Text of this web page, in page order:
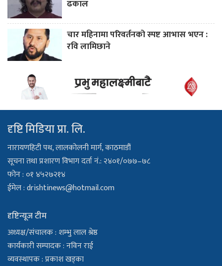
ढकाल
चार महिनामा परिवर्तनको स्पष्ट आभास भएन :
रवि लामिछाने
दृष्टि मिडिया प्रा. लि.
नारायणहिटी पथ, लालकोलनी मार्ग, काठमाडौं
सूचना तथा प्रशारण विभाग दर्ता नं.: २४०१/०७७–७८
फोन : ०१ ४५२७२१४
ईमेल :drishtinews@hotmail.com
दृष्टिन्यूज टीम
अध्यक्ष/संचालक : शम्भु लाल श्रेष्ठ
कार्यकारी सम्पादक : नविन राई
व्यवस्थापक : प्रकाश खड्का